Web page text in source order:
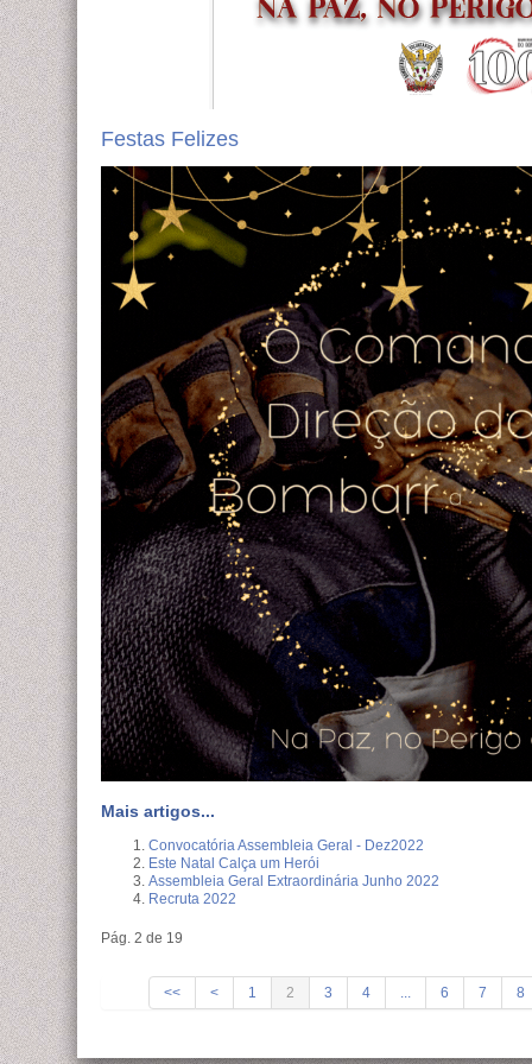
Festas Felizes
Mais artigos...
Convocatória Assembleia Geral - Dez2022
Este Natal Calça um Herói
Assembleia Geral Extraordinária Junho 2022
Recruta 2022
Pág. 2 de 19
1 2 3 4 ... 6 7 8